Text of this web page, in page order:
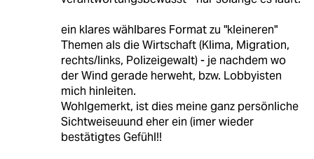
ein klares wählbares Format zu "kleineren"
Themen als die Wirtschaft (Klima, Migration,
rechts/links, Polizeigewalt) - je nachdem wo
der Wind gerade herweht, bzw. Lobbyisten
mich hinleiten.
Wohlgemerkt, ist dies meine ganz persönliche
Sichtweiseuund eher ein (imer wieder
bestätigtes Gefühl!!